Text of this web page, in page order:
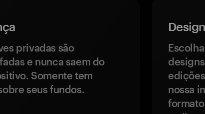
privadas são
e nunca saem do
Somente tem
seus fundos.
nossa